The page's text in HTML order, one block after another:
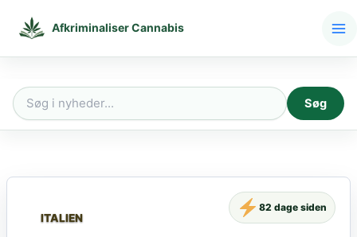
Afkriminaliser Cannabis
Søg
Søg
ITALIEN
82 dage siden